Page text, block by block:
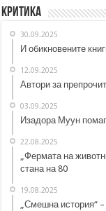
Критика
30.09.2025
И обикновените
12.09.2025
Автори за
03.09.2025
Изадора Муун
22.08.2025
„Фермата на
стана на 80
19.08.2025
„Смешна история“